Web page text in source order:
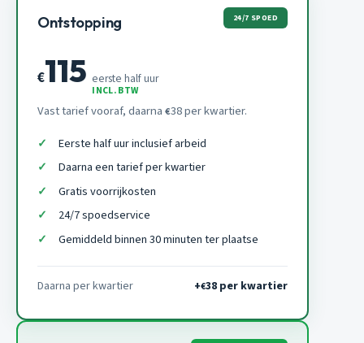
Ontstopping 24/7 SPOED
€115 eerste half uur
INCL. BTW
Vast tarief vooraf, daarna €38 per kwartier.
Eerste half uur inclusief arbeid
Daarna een tarief per kwartier
Gratis voorrijkosten
24/7 spoedservice
Gemiddeld binnen 30 minuten ter plaatse
Daarna per kwartier +€38 per kwartier